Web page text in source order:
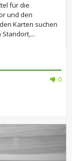
für die
und den
Karten suchen
0